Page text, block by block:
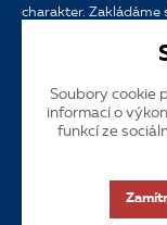
charakter. Zakládáme
Jazyk CS EN
Zákaznická podpora
Soubory cookie
informací o
funkcí ze